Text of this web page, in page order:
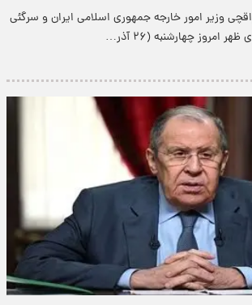
وزیر امور خارجه جمهوری اسلامی ایران و سرگئی
چهارشنبه (۲۶ آذر…